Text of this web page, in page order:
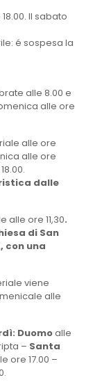
Il sabato
é sospesa la
alle 8.00 e
alle ore
alle ore
alle ore
dalle
alle ore 11,30.
di San
con una
viene
alle
Duomoalle
– Santa
ore 17.00 –